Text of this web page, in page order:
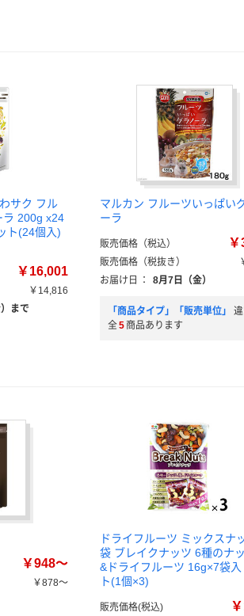
サク フル
ラ 200g x24
ト(24個入)
￥16,001
￥14,816
まで
マルカン フルーツいっぱい
ーラ
販売価格（税込）
販売価格（税抜き）
お届け日
： 8月7日（金）
「商品タイプ」「販売単位」
全5 商品あります
￥948～
￥878～
ドライフルーツ ミックスナ
袋 ブレイクナッツ 6種のナ
&ドライフルーツ 16g×7袋入
ト(1個×3)
販売価格(税込)